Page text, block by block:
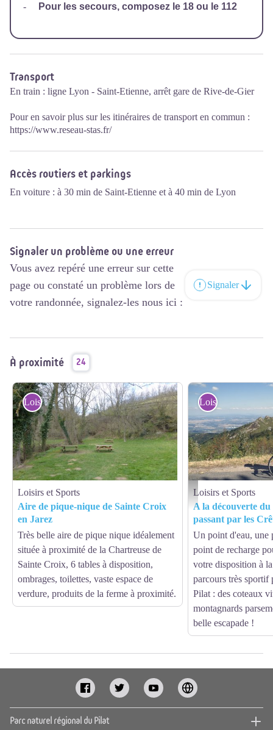
-
Pour les secours, composez le 18 ou le 112
Transport
En train : ligne Lyon - Saint-Etienne, arrêt gare de Rive-de-Gier
Pour en savoir plus sur les itinéraires de transport en commun :
https://www.reseau-stas.fr/
Accès routiers et parkings
En voiture : à 30 min de Saint-Etienne et à 40 min de Lyon
Signaler un problème ou une erreur
Vous avez repéré une erreur sur cette
page ou constaté un problème lors de
votre randonnée, signalez-les nous ici :
Signaler
À proximité 24
Loisirs et Sports
Loisirs et Sports
Aire de pique-nique de Sainte Croix
en Jarez
Très belle aire de pique nique idéalement
située à proximité de la Chartreuse de
Sainte Croix, 6 tables à disposition,
ombrages, toilettes, vaste espace de
verdure, produits de la ferme à proximité.
A la découverte du Pilat
Loisirs et Sports
Loisirs et Sports
A la découverte
passant par les
Un point d'eau, une
point de recharge
votre disposition à
parcours très
Pilat : des coteaux
montagnards
belle escapade !
Parc naturel régional du Pilat